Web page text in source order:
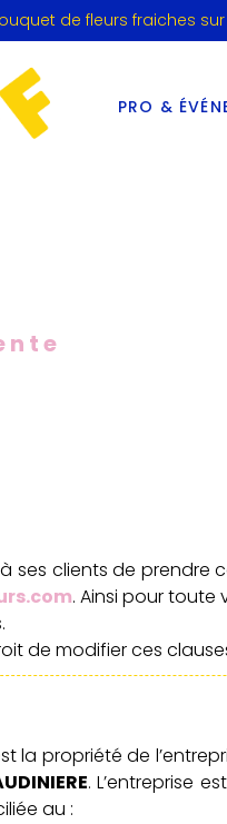
de fleurs fraiches
PRO &
ses clients de prendre
. Ainsi pour
de modifier ces
la propriété de
. L’entreprise
au :